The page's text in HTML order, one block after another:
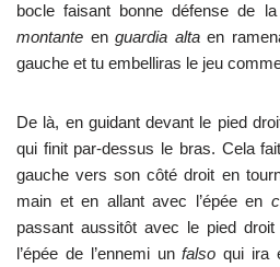
bocle faisant bonne défense de
montante en guardia altaen
gauche et tu embelliras le jeu
De là, en guidant devant le pied
qui finit par-dessus le bras. Cela
gauche vers son côté droit en
main et en allant avec l’épée en
passant aussitôt avec le pied
l’épée de l’ennemi unfalso qui ira